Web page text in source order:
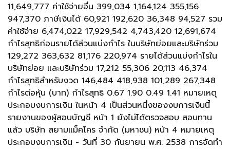
11,649,777 ค่าใช้จ่ายอื่น 399,034 1,164,124 355,156
947,370 ภาษีเงินได้ 60,921 192,620 36,348 94,527 รวม
ค่าใช้จ่าย 6,474,022 17,929,542 4,743,420 12,691,674
กำไรสุทธิก่อนรายได้ส่วนแบ่งกำไร ในบริษัทย่อยและบริษัทร่วม
129,272 363,632 81,176 220,974 รายได้ส่วนแบ่งกำไรใน
บริษัทย่อย และบริษัทร่วม 17,212 55,306 20,113 46,374
กำไรสุทธิสำหรับงวด 146,484 418,938 101,289 267,348
กำไรต่อหุ้น (บาท) กำไรสุทธิ 0.67 1.90 0.49 1.41 หมายเหตุ
ประกอบงบการเงิน ในหน้า 4 เป็นส่วนหนึ่งของงบการเงินนี้
รายงานของผู้สอบบัญชี หน้า 1 ยังไม่ได้ตรวจสอบ สอบทาน
แล้ว บริษัท สยามแม็คโคร จำกัด (มหาชน) หน้า 4 หมายเหตุ
ประกอบงบการเงิน - วันที่ 30 กันยายน พ.ศ. 2538 การจัดทำ